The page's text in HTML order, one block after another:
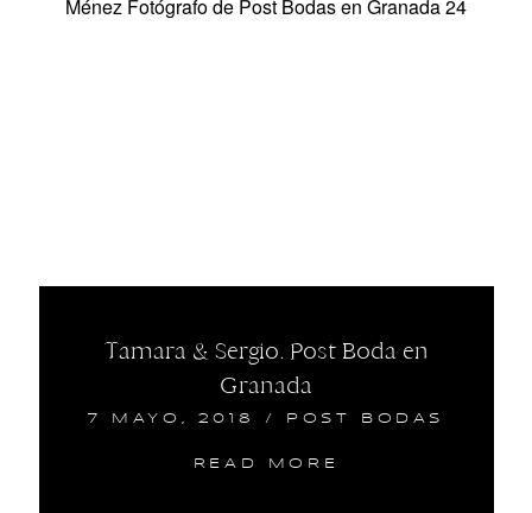
Tamara & Sergio. Post Boda en
Granada
7 MAYO, 2018 / POST BODAS
READ MORE
OTROS